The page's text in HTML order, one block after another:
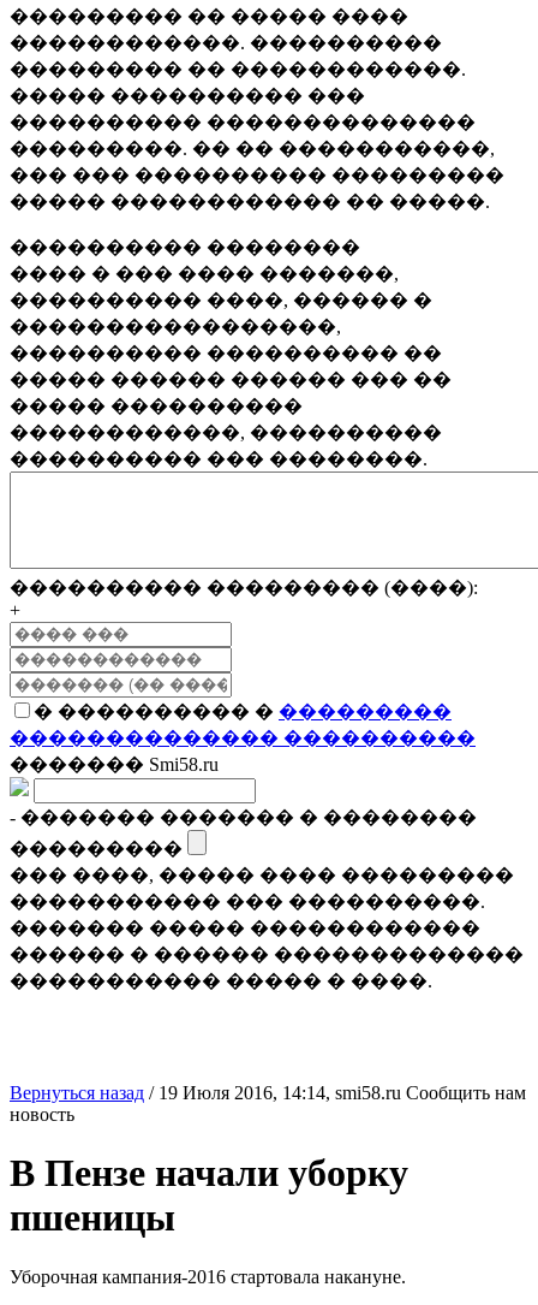
��������� �� ����� ����
������������. ����������
��������� �� ������������.
����� ���������� ���
���������� ��������������
���������. �� �� �����������,
��� ��� ���������� ���������
����� ������������ �� �����.
���������� ��������
���� � ��� ���� �������,
���������� ����, ������ �
�����������������,
���������� ���������� ��
����� ������ ������ ��� ��
����� ����������
������������, ����������
���������� ��� ��������.
���������� ��������� (����):
+
� ���������� � ���������
�������������� ����������
������� Smi58.ru
- ������� ������� � ��������
���������
��� ����, ����� ���� ���������
����������� ��� ����������.
������� ����� ������������
������ � ������ �������������
����������� ����� � ����.
Вернуться назад / 19 Июля 2016, 14:14, smi58.ru Сообщить нам
новость
В Пензе начали уборку
пшеницы
Уборочная кампания-2016 стартовала накануне.